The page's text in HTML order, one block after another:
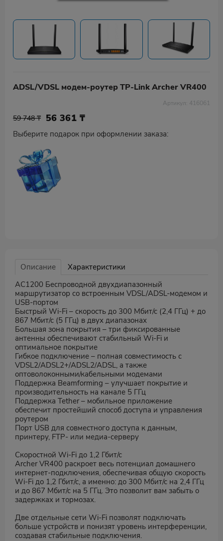
ADSL/VDSL модем-роутер TP-Link Archer VR400
Артикул: 416061
59 748 ₸ 56 361 ₸
Выберите подарок при оформлении заказа:
Описание
Характеристики
AC1200 Беспроводной двухдиапазонный
маршрутизатор со встроенным VDSL/ADSL-модемом и
USB-портом
Быстрый Wi-Fi – скорость до 300 Мбит/с (2,4 ГГц) + до
867 Мбит/с (5 ГГц) в двух диапазонах
Большая зона покрытия – три фиксированные
антенны обеспечивают стабильный Wi-Fi и
оптимальное покрытие
Гибкое подключение – полная совместимость с
VDSL2/ADSL2+/ADSL2/ADSL, а также
оптоволоконными/кабельными модемами
Поддержка Beamforming – улучшает покрытие и
производительность на канале 5 ГГц
Поддержка Tether – мобильное приложение
обеспечит простейший способ доступа и управления
роутером
Порт USB для совместного доступа к данным,
принтеру, FTP- или медиа-серверу
Скоростной Wi-Fi до 1,2 Гбит/с
Archer VR400 раскроет весь потенциал домашнего
интернет-подключения, обеспечивая общую скорость
Wi-Fi до 1,2 Гбит/с, а именно: до 300 Мбит/с на 2,4 ГГц
и до 867 Мбит/с на 5 ГГц. Это позволит вам забыть о
задержках и тормозах.
Две отдельные сети Wi-Fi позволят подключать
больше устройств и понизят уровень интерференции,
создавая стабильные подключения.